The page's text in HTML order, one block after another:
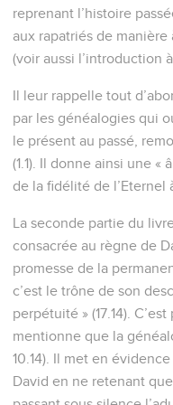
reprenant l’histoire
aux rapatriés de
(voir aussi l’introduction
Il leur rappelle tout
par les généalogies qui
le présent au passé,
(1.1). Il donne ainsi une «
de la fidélité de l’Eternel
La seconde partie du
consacrée au règne de
promesse de la
c’est le trône de son
perpétuité » (17.14).
mentionne que la
10.14). Il met en
David en ne retenant